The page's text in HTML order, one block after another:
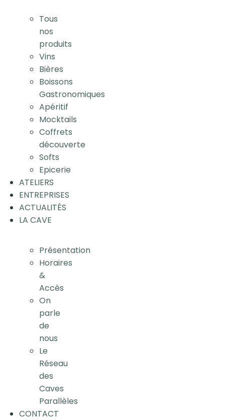
Tous
nos
produits
Vins
Bières
Boissons
Gastronomiques
Apéritif
Mocktails
Coffrets
découverte
Softs
Epicerie
ATELIERS
ENTREPRISES
ACTUALITÉS
LA CAVE
Présentation
Horaires
&
Accès
On
parle
de
nous
Le
Réseau
des
Caves
Parallèles
CONTACT